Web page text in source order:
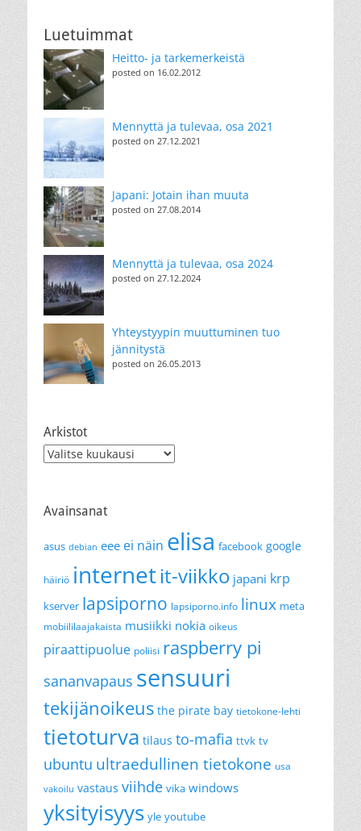
Luetuimmat
Heitto- ja tarkemerkeistä
posted on 16.02.2012
Mennyttä ja tulevaa, osa 2021
posted on 27.12.2021
Japani: Jotain ihan muuta
posted on 27.08.2014
Mennyttä ja tulevaa, osa 2024
posted on 27.12.2024
Yhteystyypin muuttuminen tuo
jännitystä
posted on 26.05.2013
Arkistot
Arkistot
Avainsanat
asus debian eee ei näin elisa facebook google
häiriö internetit-viikko japani krp
kserver lapsiporno lapsiporno.info linux meta
mobiililaajakaista musiikki nokia oikeus
piraattipuolue poliisi raspberry pi
sananvapaus sensuuri
tekijänoikeus the pirate bay tietokone-lehti
tietoturva tilaus to-mafia ttvk tv
ubuntu ultraedullinen tietokone usa
vakoilu vastaus viihde vika windows
yksityisyys yle youtube